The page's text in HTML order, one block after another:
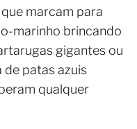
marcam para
marinho brincando
gigantes ou
patas azuis
qualquer